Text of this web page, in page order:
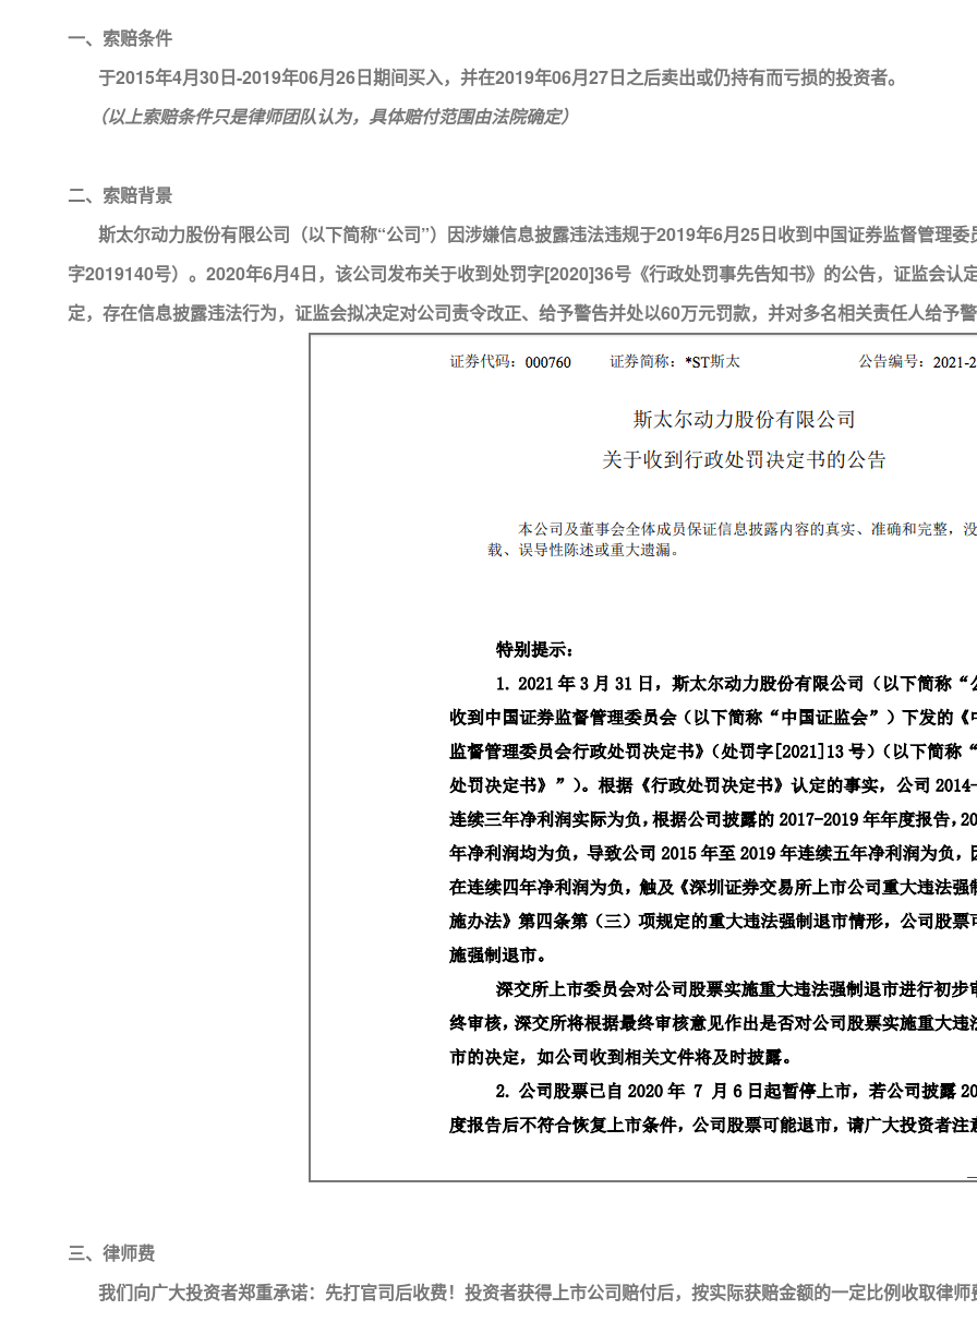
一、索赔条件
于2015年4月30日-2019年06月26日期间买入，并在2019年06月27日之后卖出或仍持有而亏损的投资者。
（以上索赔条件只是律师团队认为，具体赔付范围由法院确定）
二、索赔背景
斯太尔动力股份有限公司（以下简称“公司”）因涉嫌信息披露违法违规于2019年6月25日收到中国证券监督管理
字2019140号）。2020年6月4日，该公司发布关于收到处罚字[2020]36号《行政处罚事先告知书》的公告，证监会
定，存在信息披露违法行为，证监会拟决定对公司责令改正、给予警告并处以60万元罚款，并对多名相关责任人给予
三、律师费
我们向广大投资者郑重承诺：先打官司后收费！投资者获得上市公司赔付后，按实际获赔金额的一定比例收取律师